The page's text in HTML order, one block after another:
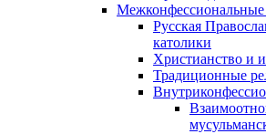
Русская
католики
Христианство и
Традиционные